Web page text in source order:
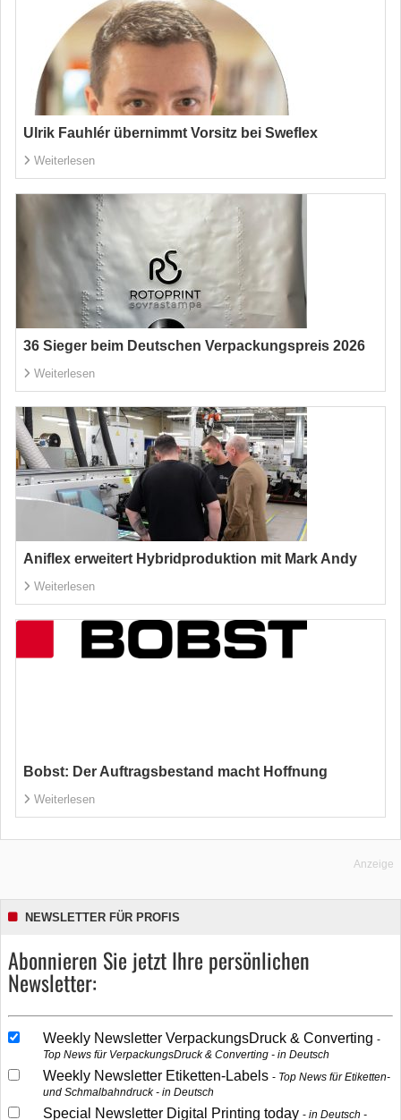
Ulrik Fauhlér übernimmt Vorsitz bei Sweflex
Weiterlesen
36 Sieger beim Deutschen Verpackungspreis 2026
Weiterlesen
Aniflex erweitert Hybridproduktion mit Mark Andy
Weiterlesen
Bobst: Der Auftragsbestand macht Hoffnung
Weiterlesen
Anzeige
NEWSLETTER FÜR PROFIS
Abonnieren Sie jetzt Ihre persönlichen
Newsletter:
Weekly Newsletter VerpackungsDruck & Converting
Top News für VerpackungsDruck & Converting - in Deutsch
Weekly Newsletter Etiketten-Labels
Top News für Etiketten-
und Schmalbahndruck - in Deutsch
Special Newsletter Digital Printing today in Deutsch -